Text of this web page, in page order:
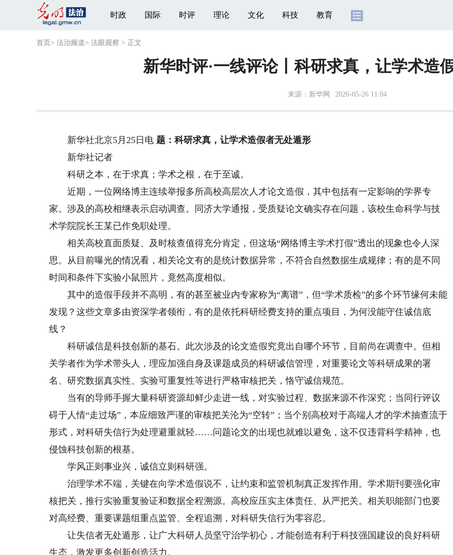
时政 国际 时评 理论 文化 科技 教育
首页 > 法治频道> 法眼观察 > 正文
新华时评·一线评论丨科研求真，让学术造
来源： 新华网 2026-05-26 11:04
新华社北京5月25日电题：科研求真，让学术造假者无处遁形
新华社记者
科研之本，在于求真；学术之根，在于至诚。
近期，一位网络博主连续举报多所高校高层次人才论文造假，其中包括有一定影响的学界专
家。涉及的高校相继表示启动调查。同济大学通报，受质疑论文确实存在问题，该校生命科学与技
术学院院长王某已作免职处理。
相关高校直面质疑、及时核查值得充分肯定，但这场“网络博主学术打假”透出的现象也令人深
思。从目前曝光的情况看，相关论文有的是统计数据异常，不符合自然数据生成规律；有的是不同
时间和条件下实验小鼠照片，竟然高度相似。
其中的造假手段并不高明，有的甚至被业内专家称为“离谱”，但“学术质检”的多个环节缘何未能
发现？这些文章多由资深学者领衔，有的是依托科研经费支持的重点项目，为何没能守住诚信底
线？
科研诚信是科技创新的基石。此次涉及的论文造假究竟出自哪个环节，目前尚在调查中。但相
关学者作为学术带头人，理应加强自身及课题成员的科研诚信管理，对重要论文等科研成果的署
名、研究数据真实性、实验可重复性等进行严格审核把关，恪守诚信规范。
当有的导师手握大量科研资源却鲜少走进一线，对实验过程、数据来源不作深究；当同行评议
碍于人情“走过场”，本应细致严谨的审核把关沦为“空转”；当个别高校对于高端人才的学术抽查流于
形式，对科研失信行为处理避重就轻……问题论文的出现也就难以避免，这不仅违背科学精神，也
侵蚀科技创新的根基。
学风正则事业兴，诚信立则科研强。
治理学术不端，关键在向学术造假说不，让约束和监管机制真正发挥作用。学术期刊要强化审
核把关，推行实验重复验证和数据全程溯源。高校应压实主体责任、从严把关。相关职能部门也要
对高经费、重要课题组重点监管、全程追溯，对科研失信行为零容忍。
让失信者无处遁形，让广大科研人员坚守治学初心，才能创造有利于科技强国建设的良好科研
生态，激发更多创新创造活力。